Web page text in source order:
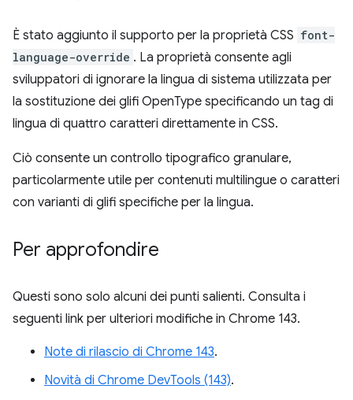
È stato aggiunto il supporto per la proprietà CSS font-
language-override . La proprietà consente agli
sviluppatori di ignorare la lingua di sistema utilizzata per
la sostituzione dei glifi OpenType specificando un tag di
lingua di quattro caratteri direttamente in CSS.
Ciò consente un controllo tipografico granulare,
particolarmente utile per contenuti multilingue o caratteri
con varianti di glifi specifiche per la lingua.
Per approfondire
Questi sono solo alcuni dei punti salienti. Consulta i
seguenti link per ulteriori modifiche in Chrome 143.
Note di rilascio di Chrome 143.
Novità di Chrome DevTools (143).